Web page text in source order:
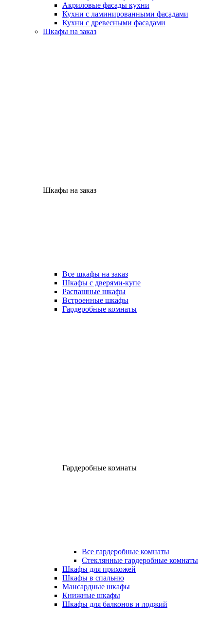
Акриловые фасады кухни
Кухни с ламинированными фасадами
Кухни с древесными фасадами
Шкафы на заказ
Шкафы на заказ
Все шкафы на заказ
Шкафы с дверями-купе
Распашные шкафы
Встроенные шкафы
Гардеробные комнаты
Гардеробные комнаты
Все гардеробные комнаты
Стеклянные гардеробные комнаты
Шкафы для прихожей
Шкафы в спальню
Мансардные шкафы
Книжные шкафы
Шкафы для балконов и лоджий